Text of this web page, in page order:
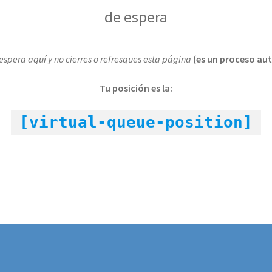
de espera
aquí y no cierres o refresques esta página (es un proceso
Tu posición es la:
[virtual-queue-position]